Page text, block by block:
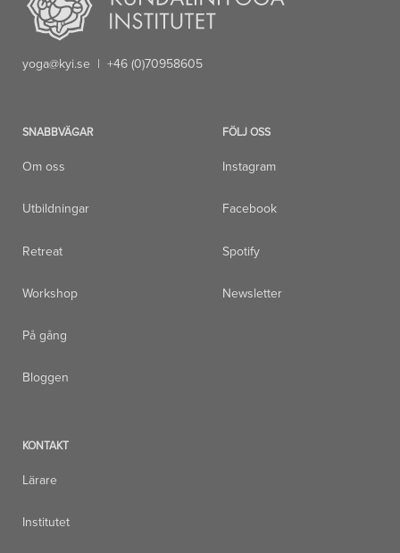
yoga@kyi.se | +46 (0)70958605
SNABBVÄGAR
Om oss
Utbildningar
Retreat
Workshop
På gång
Bloggen
FÖLJ OSS
Instagram
Facebook
Spotify
Newsletter
KONTAKT
Lärare
Institutet